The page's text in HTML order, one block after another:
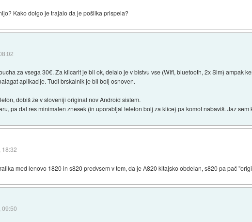
Kako dolgo je trajalo da je pošilka prispela?
za vsega 30€. Za klicarit je bil ok, delalo je v bistvu vse (Wifi, bluetooth, 2x Sim) ampak
aplikacije. Tudi brskalnik je bil bolj osnoven.
dobiš že v sloveniji original nov Android sistem.
pa dal res minimalen znesek (in uporabljal telefon bolj za klice) pa komot nabaviš. Jaz sem
18:32
med lenovo 1820 in s820 predvsem v tem, da je A820 kitajsko obdelan, s820 pa pač
09:50